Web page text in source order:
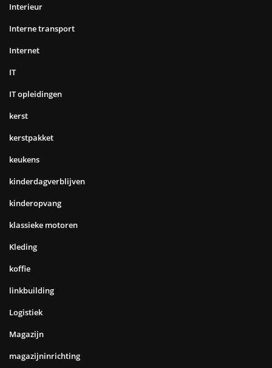
Interieur
Interne transport
Internet
IT
IT opleidingen
kerst
kerstpakket
keukens
kinderdagverblijven
kinderopvang
klassieke motoren
Kleding
koffie
linkbuilding
Logistiek
Magazijn
magazijninrichting